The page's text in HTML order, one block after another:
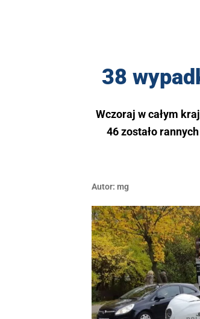
38
Wczoraj w całym
46 zostało
Autor: mg